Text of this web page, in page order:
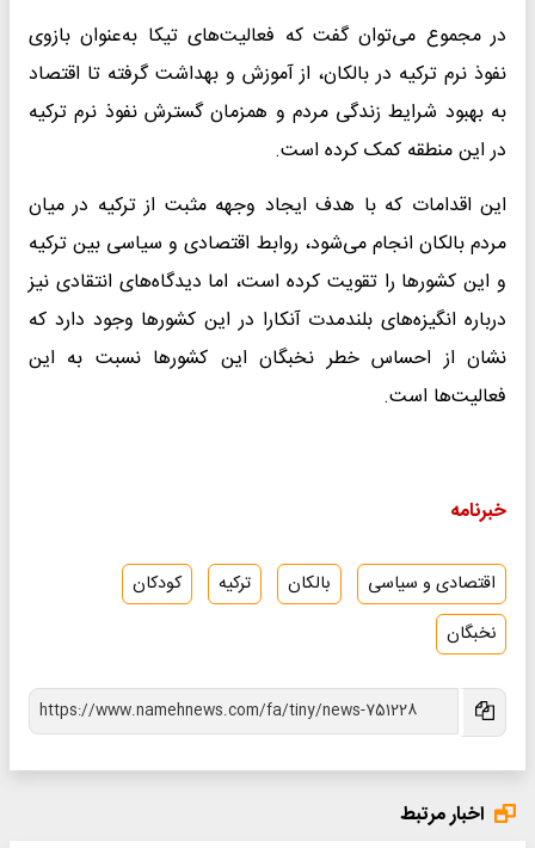
در مجموع می‌توان گفت که فعالیت‌های تیکا به‌عنوان بازوی
نفوذ نرم ترکیه در بالکان، از آموزش و بهداشت گرفته تا اقتصاد
به بهبود شرایط زندگی مردم و همزمان گسترش نفوذ نرم ترکیه
در این منطقه کمک کرده است.
این اقدامات که با هدف ایجاد وجهه مثبت از ترکیه در میان
مردم بالکان انجام می‌شود، روابط اقتصادی و سیاسی بین ترکیه
و این کشورها را تقویت کرده‌ است، اما دیدگاه‌های انتقادی نیز
درباره انگیزه‌های بلندمدت آنکارا در این کشورها وجود دارد که
نشان از احساس خطر نخبگان این کشورها نسبت به این
فعالیت‌ها است.
خبرنامه
اقتصادی و سیاسی بالکان ترکیه
کودکان
نخبگان
اخبار مرتبط